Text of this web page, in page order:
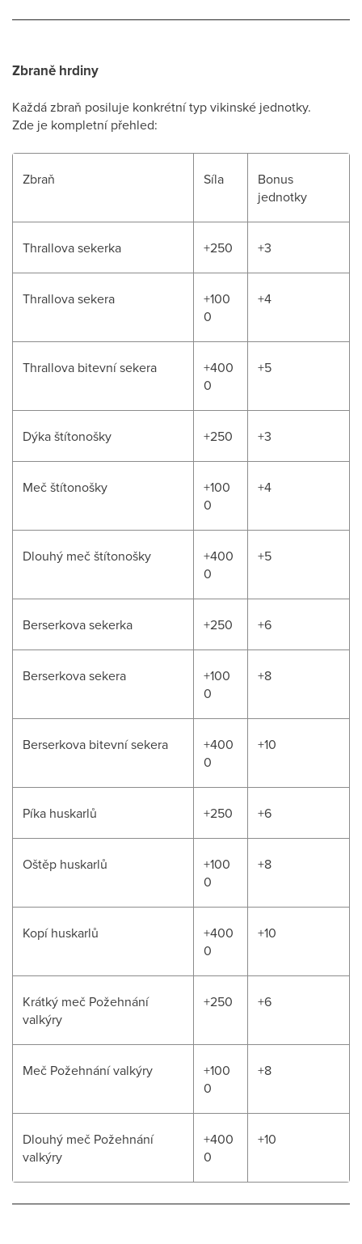
Zbraně hrdiny
Každá zbraň posiluje konkrétní typ vikinské jednotky.
Zde je kompletní přehled:
Zbraň Síla
Bonus
jednotky
Thrallova sekerka +250 +3
Thrallova sekera
+100
0
+4
Thrallova bitevní sekera
+400
0
+5
Dýka štítonošky +250 +3
Meč štítonošky
+100
0
+4
Dlouhý meč štítonošky
+400
0
+5
Berserkova sekerka +250 +6
Berserkova sekera
+100
0
+8
Berserkova bitevní sekera
+400
0
+10
Píka huskarlů +250 +6
Oštěp huskarlů
+100
0
+8
Kopí huskarlů
+400
0
+10
Krátký meč Požehnání
valkýry
+250 +6
Meč Požehnání valkýry
+100
0
+8
Dlouhý meč Požehnání
valkýry
+400
0
+10